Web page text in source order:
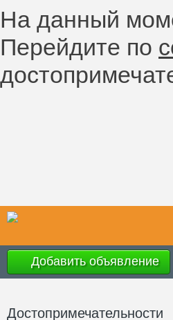
На данный
Перейдите по
Добавить объявление
Достопримечательности